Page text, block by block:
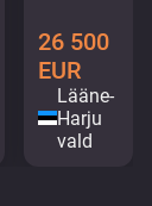
26 500
EUR
Lääne-
Harju
vald